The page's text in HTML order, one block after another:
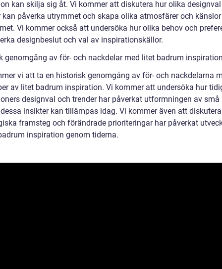
kan skilja sig åt. Vi kommer att diskutera hur olika
kan påverka utrymmet och skapa olika atmosfärer och
Vi kommer också att undersöka hur olika behov och
designbeslut och val av inspirationskällor.
genomgång av för- och nackdelar med litet badrum
vi att ta en historisk genomgång av för- och nackdelarna
av litet badrum inspiration. Vi kommer att undersöka hur
designval och trender har påverkat utformningen av små
insikter kan tillämpas idag. Vi kommer även att
framsteg och förändrade prioriteringar har påverkat
inspiration genom tiderna.